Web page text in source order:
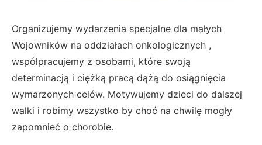
Organizujemy wydarzenia specjalne dla małych
Wojowników na oddziałach onkologicznych ,
współpracujemy z osobami, które swoją
determinacją i ciężką pracą dążą do osiągnięcia
wymarzonych celów. Motywujemy dzieci do dalszej
walki i robimy wszystko by choć na chwilę mogły
zapomnieć o chorobie.